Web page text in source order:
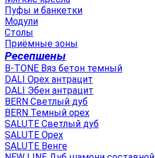
Пуфы и банкетки
Модули
Столы
Приёмные зоны
Ресепшены
B-TONE Вяз бетон темный
DALI Орех антрацит
DALI Эбен антрацит
BERN Светлый дуб
BERN Темный орех
SALUTE Светлый дуб
SALUTE Орех
SALUTE Венге